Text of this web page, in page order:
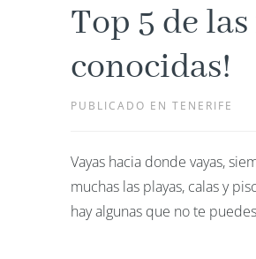
Top 5 de
conocidas!
PUBLICADO EN TENERIFE
Vayas hacia donde vayas,
muchas las playas, calas y
hay algunas que no te